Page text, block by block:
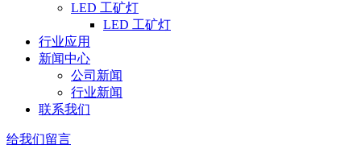
LED 工矿灯
LED 工矿灯
行业应用
新闻中心
公司新闻
行业新闻
联系我们
给我们留言